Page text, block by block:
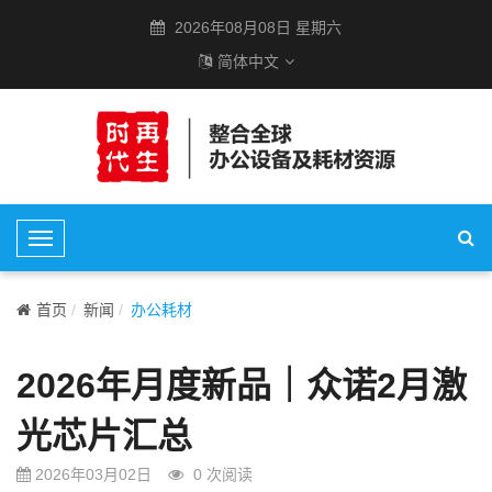
2026年08月08日 星期六
简体中文
T
o
g
e
N
a
v
i
首页 新闻 办公耗材
2026年月度新品｜众诺2月激
光芯片汇总
2026年03月02日 0 次阅读